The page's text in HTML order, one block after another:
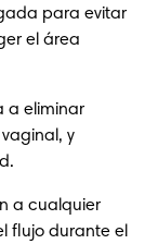
para evitar
el área
a eliminar
y
a cualquier
flujo durante el